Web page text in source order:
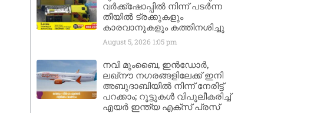
വർക്ക്‌ഷോപ്പിൽ നിന്ന് പടർന്ന
തീയിൽ ട്രക്കുകളും
കാരവാനുകളും കത്തിനശിച്ചു
August 5, 2026 1:05 pm
നവി മുംബൈ, ഇൻഡോർ,
ലഖ്നൗ നഗരങ്ങളിലേക്ക് ഇനി
അബുദാബിയിൽ നിന്ന് നേരിട്ട്
പറക്കാം; റൂട്ടുകൾ വിപുലീകരിച്ച്
എയർ ഇന്ത്യ എക്സ് പ്രസ്